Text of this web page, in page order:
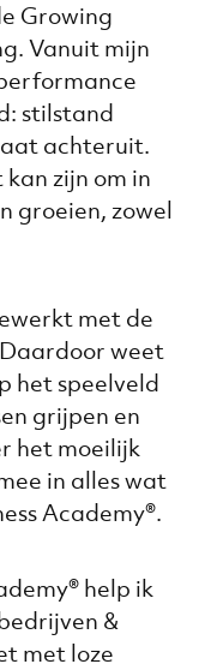
Growing
Vanuit mijn
stilstand
achteruit.
zijn om in
groeien, zowel
met de
weet
het speelveld
grijpen en
het moeilijk
in alles wat
Academy®.
help ik
&
met loze